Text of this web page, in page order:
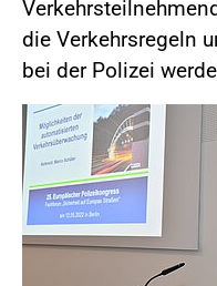
die Verkehrsregeln
bei der Polizei